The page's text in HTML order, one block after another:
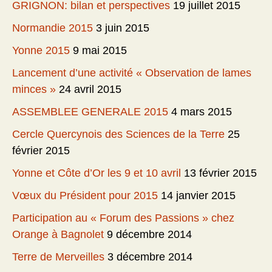
GRIGNON: bilan et perspectives 19 juillet 2015
Normandie 2015 3 juin 2015
Yonne 2015 9 mai 2015
Lancement d’une activité « Observation de lames
minces » 24 avril 2015
ASSEMBLEE GENERALE 2015 4 mars 2015
Cercle Quercynois des Sciences de la Terre 25
février 2015
Yonne et Côte d’Or les 9 et 10 avril 13 février 2015
Vœux du Président pour 2015 14 janvier 2015
Participation au « Forum des Passions » chez
Orange à Bagnolet 9 décembre 2014
Terre de Merveilles 3 décembre 2014